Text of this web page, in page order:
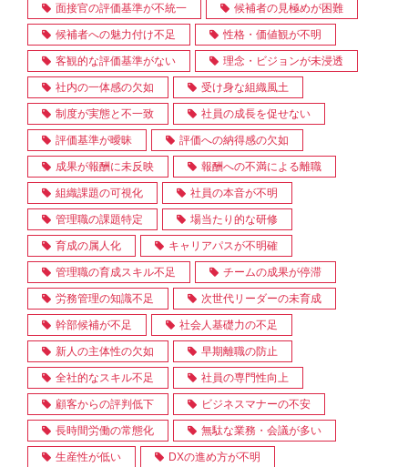
面接官の評価基準が不統一 候補者の見極めが困難
候補者への魅力付け不足 性格・価値観が不明
客観的な評価基準がない 理念・ビジョンが未浸透
社内の一体感の欠如 受け身な組織風土
制度が実態と不一致 社員の成長を促せない
評価基準が曖昧 評価への納得感の欠如
成果が報酬に未反映 報酬への不満による離職
組織課題の可視化 社員の本音が不明
管理職の課題特定 場当たり的な研修
育成の属人化 キャリアパスが不明確
管理職の育成スキル不足 チームの成果が停滞
労務管理の知識不足 次世代リーダーの未育成
幹部候補が不足 社会人基礎力の不足
新人の主体性の欠如 早期離職の防止
全社的なスキル不足 社員の専門性向上
顧客からの評判低下 ビジネスマナーの不安
長時間労働の常態化 無駄な業務・会議が多い
生産性が低い DXの進め方が不明